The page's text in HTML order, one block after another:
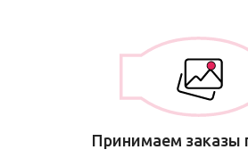
Принимаем заказы